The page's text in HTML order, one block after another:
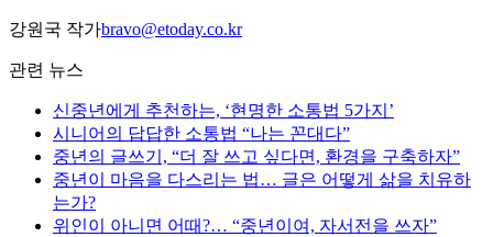
강원국 작가bravo@etoday.co.kr
관련 뉴스
신중년에게 추천하는, ‘현명한 소통법 5가지’
시니어의 답답한 소통법 “나는 꼰대다”
중년의 글쓰기, “더 잘 쓰고 싶다면, 환경을 구축하자”
중년이 마음을 다스리는 법… 글은 어떻게 삶을 치유하
는가?
위인이 아니면 어때?… “중년이여, 자서전을 쓰자”